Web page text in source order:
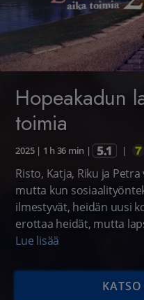
Hopeakadun
toimia
2025| 1 h 36 min | |
Risto, Katja, Riku ja
mutta kun
ilmestyvät, heidän uusi
erottaa heidät, mutta
Lämmin tarina
Lue lisää